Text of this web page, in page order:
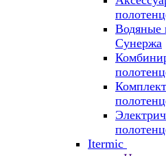
Водяные
Сунержа
Itermic